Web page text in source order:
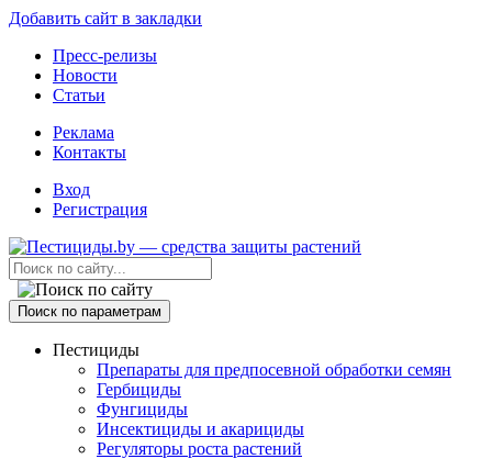
Добавить сайт в закладки
Пресс-релизы
Новости
Статьи
Реклама
Контакты
Вход
Регистрация
Поиск по параметрам
Пестициды
Препараты для предпосевной обработки семян
Гербициды
Фунгициды
Инсектициды и акарициды
Регуляторы роста растений